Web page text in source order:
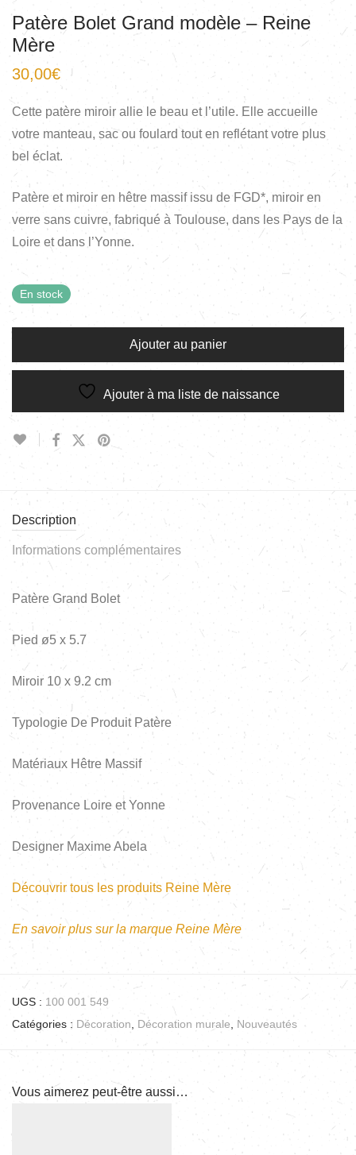
Patère Bolet Grand modèle – Reine
Mère
30,00€
Cette patère miroir allie le beau et l’utile. Elle accueille
votre manteau, sac ou foulard tout en reflétant votre plus
bel éclat.
Patère et miroir en hêtre massif issu de FGD*, miroir en
verre sans cuivre, fabriqué à Toulouse, dans les Pays de la
Loire et dans l’Yonne.
En stock
Ajouter au panier
Ajouter à ma liste de naissance
Description
Informations complémentaires
Patère Grand Bolet
Pied ø5 x 5.7
Miroir 10 x 9.2 cm
Typologie De Produit Patère
Matériaux Hêtre Massif
Provenance Loire et Yonne
Designer Maxime Abela
Découvrir tous les produits Reine Mère
En savoir plus sur la marque Reine Mère
UGS : 100 001 549
Catégories : Décoration Décoration murale Nouveautés
Vous aimerez peut-être aussi…